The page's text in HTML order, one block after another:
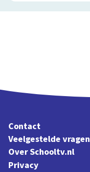
Contact
Veelgestelde vragen
Over Schooltv.nl
Privacy